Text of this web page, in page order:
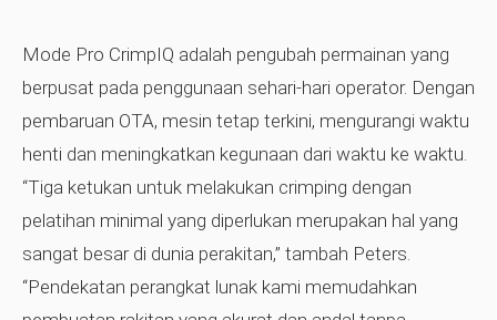
Mode Pro CrimpIQ adalah pengubah permainan yang
berpusat pada penggunaan sehari-hari operator. Dengan
pembaruan OTA, mesin tetap terkini, mengurangi waktu
henti dan meningkatkan kegunaan dari waktu ke waktu.
“Tiga ketukan untuk melakukan crimping dengan
pelatihan minimal yang diperlukan merupakan hal yang
sangat besar di dunia perakitan,” tambah Peters.
“Pendekatan perangkat lunak kami memudahkan